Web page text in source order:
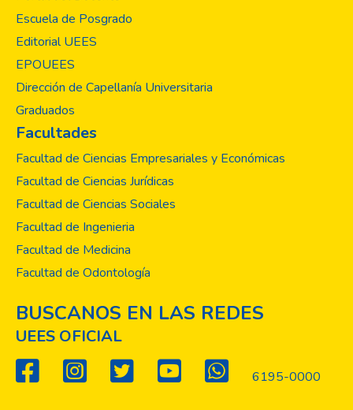
de apariencia moderna y la poca publicidad
para el paciente con un 97% frente al resto
de dimensiones. La seguridad y la empatía
del estudio registraron una satisfacción
global por arriba del 85 % desde la
las clínicas odontológicas del estudio son
ampliamente recomendadas. Se sugiere a
todas las clínicas del estudio mejorar la
dimensión de tangibilidad. A la UEES, a
Unidad de seguimiento al graduado, realizar
más estudios para monitorear la calidad de
los servicios profesionales de sus
graduados.
Escuela de Posgrado
Editorial UEES
EPOUEES
Dirección de Capellanía Universitaria
Graduados
Facultades
Facultad de Ciencias Empresariales y Económicas
Facultad de Ciencias Jurídicas
Facultad de Ciencias Sociales
Facultad de Ingenieria
Facultad de Medicina
Facultad de Odontología
BUSCANOS EN LAS REDES
UEES OFICIAL
6195-0000